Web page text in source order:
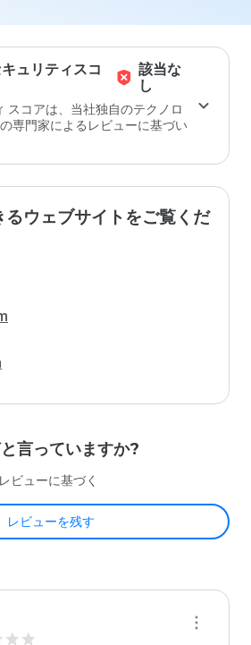
ュリティスコ
該当な
し
スコアは、当社独自のテクノロ
専門家によるレビューに基づい
るウェブサイトをご覧くだ
言っていますか?
ビューに基づく
レビューを残す